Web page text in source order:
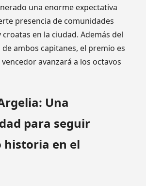
una enorme expectativa
presencia de comunidades
en la ciudad. Además del
ambos capitanes, el premio es
avanzará a los octavos
Una
para seguir
historia en el